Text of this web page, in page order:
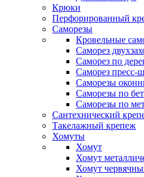
Крюки
Перфорированный
Саморезы
Кровельные
Саморез
Саморез по
Саморез пресс-
Саморезы
Саморезы по
Саморезы по
Сантехнический
Такелажный крепеж
Хомуты
Хомут
Хомут
Хомут